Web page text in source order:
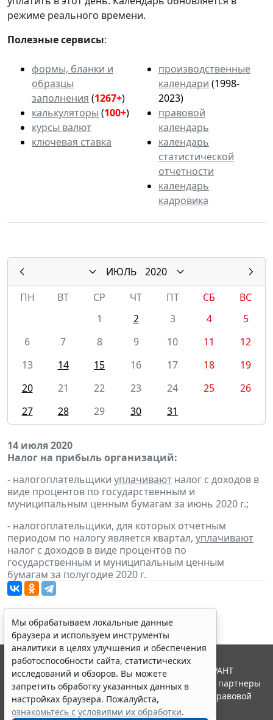
режиме реального времени.
Полезные сервисы:
формы, бланки и
образцы
заполнения (1267+)
калькуляторы (100+)
курсы валют
ключевая ставка
производственные
календари (1998-
2023)
правовой
календарь
календарь
статистической
отчетности
календарь
кадровика
ИЮЛЬ
2020
ПН
ВТ СР ЧТ ПТ СБ
ВС
1
2 3 4
5
6
7 8 9 10 11
12
13
14 15 16 17 18
19
20
21 22 23 24 25
26
27
28 29 30 31
14 июля 2020
Налог на прибыль организаций:
- налогоплательщики уплачивают налог с доходов в
виде процентов по государственным и
муниципальным ценным бумагам за июнь 2020 г.;
- налогоплательщики, для которых отчетным
периодом по налогу является квартал, уплачивают
налог с доходов в виде процентов по
государственным и муниципальным ценным
бумагам за полугодие 2020 г.
Мы обрабатываем локальные данные
браузера и используем инструменты
аналитики в целях улучшения и обеспечения
работоспособности сайта, статистических
исследований и обзоров. Вы можете
запретить обработку указанных данных в
настройках браузера. Пожалуйста,
ознакомьтесь с условиями их обработки.
© ООО "НПП "ГАРАНТ-СЕРВИС", 2026. Система ГАРАНТ
выпускается с 1990 года. Компания "Гарант" и ее партнеры
являются участниками Российской ассоциации правовой
информации ГАРАНТ.